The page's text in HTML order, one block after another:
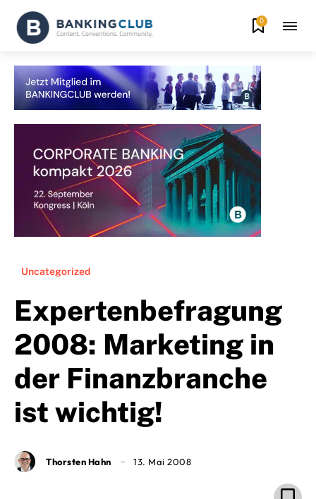
0
Uncategorized
Expertenbefragung
2008: Marketing in
der Finanzbranche
ist wichtig!
Thorsten Hahn 13. Mai 2008